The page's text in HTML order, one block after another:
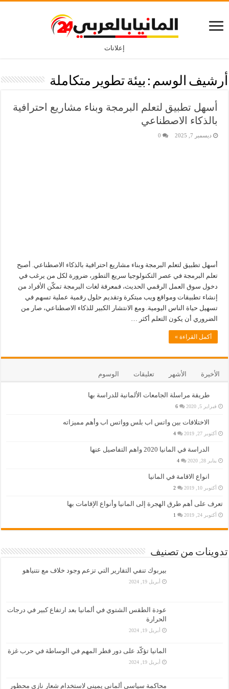
إعلانات
أرشيف الوسم : بيئة تطوير متكاملة
أسهل تطبيق لتعلم البرمجة وبناء مشاريع احترافية
بالذكاء الاصطناعي
ديسمبر 7, 2025 0
أسهل تطبيق لتعلم البرمجة وبناء مشاريع احترافية بالذكاء الاصطناعي. أصبح
تعلم البرمجة في عصر التكنولوجيا سريع التطور، ضرورة لكل من يرغب في
دخول سوق العمل الرقمي الحديث، فمعرفة لغات البرمجة تمكّن الأفراد من
إنشاء تطبيقات ومواقع ويب مبتكرة وتقديم حلول رقمية عملية تسهم في
تسهيل حياة الناس اليومية. ومع الانتشار الكبير للذكاء الاصطناعي، صار من
الضروري أن يكون التعلم أكثر …
أكمل القراءة »
الأخيرة الأشهر تعليقات الوسوم
طريقة مراسلة الجامعات الألمانية للدراسة بها
فبراير 5, 2020 6
الاختلافات بين واتس اب بلس وواتس اب وأهم مميزاته
أكتوبر 27, 2019 4
الدراسة في المانيا 2020 واهم التفاصيل عنها
يناير 28, 2020 4
انواع الاقامة في المانيا
أكتوبر 10, 2019 2
تعرف على أهم طرق الهجرة إلى المانيا وأنواع الإقامات بها
أكتوبر 24, 2019 1
تدوينات من تصنيف
بيربوك تنفي التقارير التي تزعم وجود خلاف مع نتنياهو
أبريل 19, 2024
عودة الطقس الشتوي في ألمانيا بعد ارتفاع كبير في درجات
الحرارة
أبريل 19, 2024
المانيا تؤكّد على دور قطر المهم في الوساطة في حرب غزة
أبريل 19, 2024
محاكمة سياسي ألماني يميني لاستخدام شعار نازي محظور